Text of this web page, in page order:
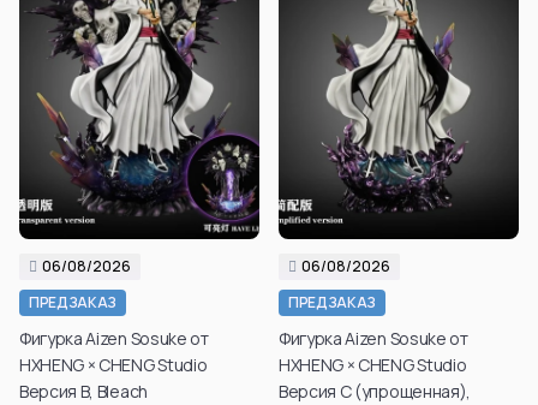
06/08/2026
ПРЕДЗАКАЗ
Фигурка Aizen Sosuke от
HXHENG × CHENG Studio
Версия B, Bleach
06/08/2026
ПРЕДЗАКАЗ
Фигурка Aizen Sosuke от
HXHENG × CHENG Studio
Версия С (упрощенная),